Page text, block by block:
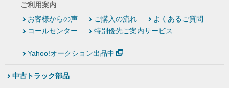
ご利用案内
お客様からの声
ご購入の流れ
よくあるご質問
コールセンター
特別優先ご案内サービス
Yahoo!オークション出品中
中古トラック部品